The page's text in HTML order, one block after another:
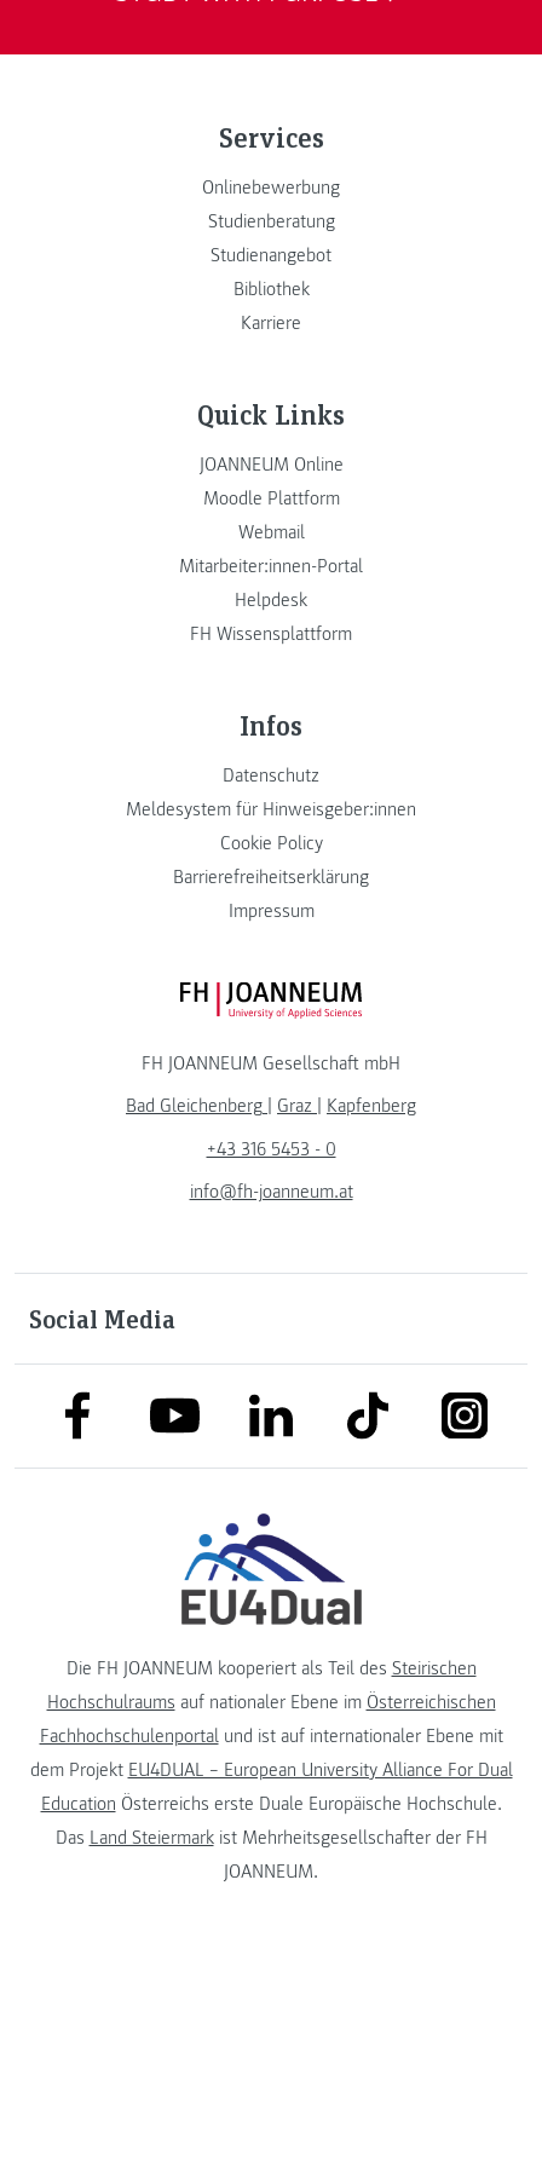
Services
Onlinebewerbung
Studienberatung
Studienangebot
Bibliothek
Karriere
Quick Links
JOANNEUM Online
Moodle Plattform
Webmail
Mitarbeiter:innen-Portal
Helpdesk
FH Wissensplattform
Infos
Datenschutz
Meldesystem für Hinweisgeber:innen
Cookie Policy
Barrierefreiheitserklärung
Impressum
FH JOANNEUM Logo
FH JOANNEUM Gesellschaft mbH
Bad Gleichenberg
Graz
Kapfenberg
+43 316 5453 - 0
info@fh-joanneum.at
Social Media
link to facebooklink to youtubelink to linkedinlink to tiktok
Die FH JOANNEUM kooperiert als Teil des Steirischen
Hochschulraums auf nationaler Ebene im Österreichischen
Fachhochschulenportalund ist auf internationaler Ebene mit
dem Projekt EU4DUAL – European University Alliance For Dual
Education Österreichs erste Duale Europäische Hochschule.
Das Land Steiermarkist Mehrheitsgesellschafter der FH
JOANNEUM.